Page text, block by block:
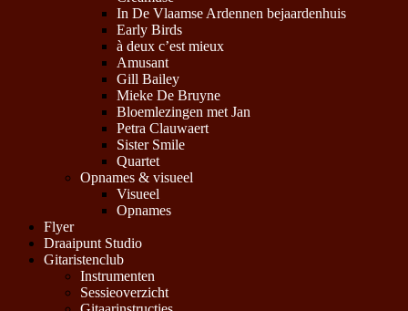
In De Vlaamse Ardennen bejaardenhuis
Early Birds
à deux c’est mieux
Amusant
Gill Bailey
Mieke De Bruyne
Bloemlezingen met Jan
Petra Clauwaert
Sister Smile
Quartet
Opnames & visueel
Visueel
Opnames
Flyer
Draaipunt Studio
Gitaristenclub
Instrumenten
Sessieoverzicht